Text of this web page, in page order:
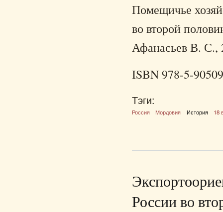
Помещичье
во второй
Афанасьев В. С.,
ISBN 978-5-
Тэги:
Россия Мордовия История 18
России во